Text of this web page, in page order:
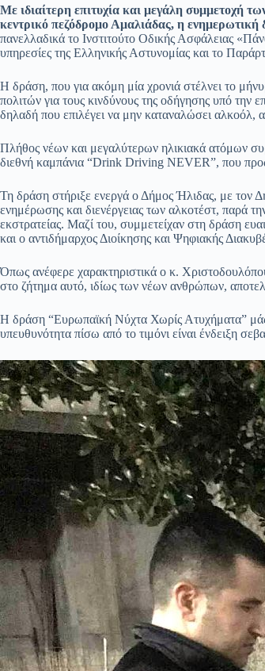
Με ιδιαίτερη επιτυχία και μεγάλη συμμετοχή
κεντρικό πεζόδρομο Αμαλιάδας, η
πανελλαδικά το Ινστιτούτο Οδικής Ασφάλειας
υπηρεσίες της Ελληνικής Αστυνομίας και το
Η δράση, που για ακόμη μία χρονιά στέλνει το
πολιτών για τους κινδύνους της οδήγησης υπό την
δηλαδή που επιλέγει να μην καταναλώσει αλκοόλ,
Πλήθος νέων και μεγαλύτερων ηλικιακά ατόμων
διεθνή καμπάνια “Drink Driving NEVER”, που
Τη δράση στήριξε ενεργά ο Δήμος Ήλιδας, με τον
ενημέρωσης και διενέργειας των αλκοτέστ, παρά
εκστρατείας. Μαζί του, συμμετείχαν στη δράση
και ο αντιδήμαρχος Διοίκησης και Ψηφιακής
Όπως ανέφερε χαρακτηριστικά ο κ.
στο ζήτημα αυτό, ιδίως των νέων ανθρώπων,
Η δράση “Ευρωπαϊκή Νύχτα Χωρίς Ατυχήματα”
υπευθυνότητα πίσω από το τιμόνι είναι ένδειξη